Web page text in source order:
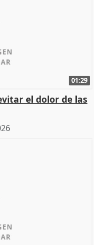
01:29
el dolor de las